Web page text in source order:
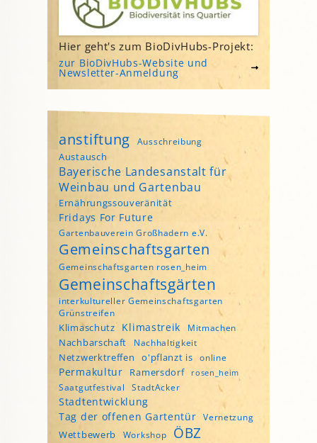
Hier geht's zum BioDivHubs-Projekt:
zur BioDivHubs-Website und
Newsletter-Anmeldung
anstiftung Ausschreibung
Austausch
Bayerische Landesanstalt für
Weinbau und Gartenbau
Ernährungssouveränität
Fridays For Future
Gartenbauverein Großhadern e.V.
Gemeinschaftsgarten
Gemeinschaftsgarten rosen_heim
Gemeinschaftsgärten
interkultureller Gemeinschaftsgarten
Grünstreifen
Klimaschutz Klimastreik Mitmachen
Nachbarschaft Nachhaltigkeit
Netzwerktreffen o'pflanzt is online
Permakultur Ramersdorf rosen_heim
Saatgutfestival StadtAcker
Stadtentwicklung
Tag der offenen Gartentür
Vernetzung
Wettbewerb Workshop ÖBZ